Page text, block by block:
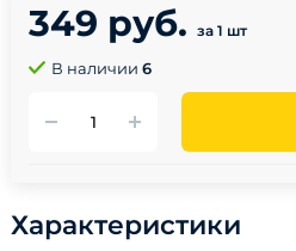
349 руб. за 1 шт
В наличии 6
Характеристики